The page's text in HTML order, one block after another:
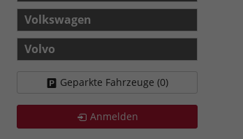
Volkswagen
Volvo
Geparkte Fahrzeuge (0)
Anmelden